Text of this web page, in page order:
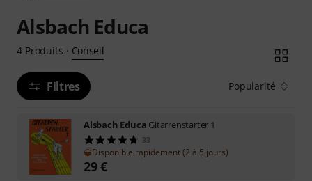
Alsbach Educa
4 Produits · Conseil
Filtres Popularité
Alsbach Educa Gitarrenstarter 1
33
Disponible rapidement (2 à 5 jours)
29€